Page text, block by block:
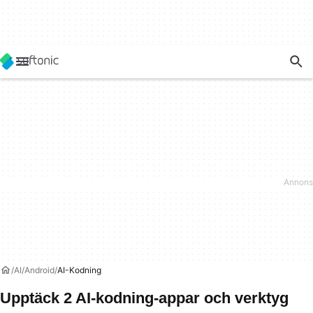
AI Android AI-Kodning
Upptäck 2 AI-kodning-appar och verktyg